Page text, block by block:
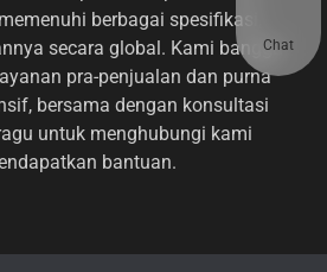
berbagai spesifikasi,
secara global. Kami bangga
pra-penjualan dan purna
bersama dengan konsultasi
untuk menghubungi kami
bantuan.
Chat